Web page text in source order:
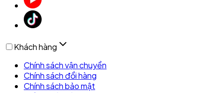
Khách hàng
Chính sách vận chuyển
Chính sách đổi hàng
Chính sách bảo mật